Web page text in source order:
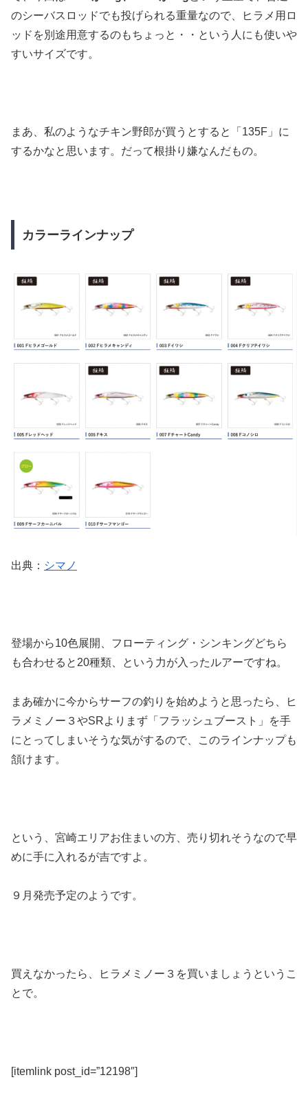
のシーバスロッドでも投げられる重量なので、ヒラメ用ロ
ッドを別途用意するのもちょっと・・という人にも使いや
すいサイズです。
まあ、私のようなチキン野郎が買うとすると「135F」に
するかなと思います。だって根掛り嫌なんだもの。
カラーラインナップ
出典： シマノ
登場から10色展開、フローティング・シンキングどちら
も合わせると20種類、という力が入ったルアーですね。
まあ確かに今からサーフの釣りを始めようと思ったら、ヒ
ラメミノー３やSRよりまず「フラッシュブースト」を手
にとってしまいそうな気がするので、このラインナップも
頷けます。
という、宮崎エリアお住まいの方、売り切れそうなので早
めに手に入れるが吉ですよ。
９月発売予定のようです。
買えなかったら、ヒラメミノー３を買いましょうというこ
とで。
[itemlink post_id=”12198″]